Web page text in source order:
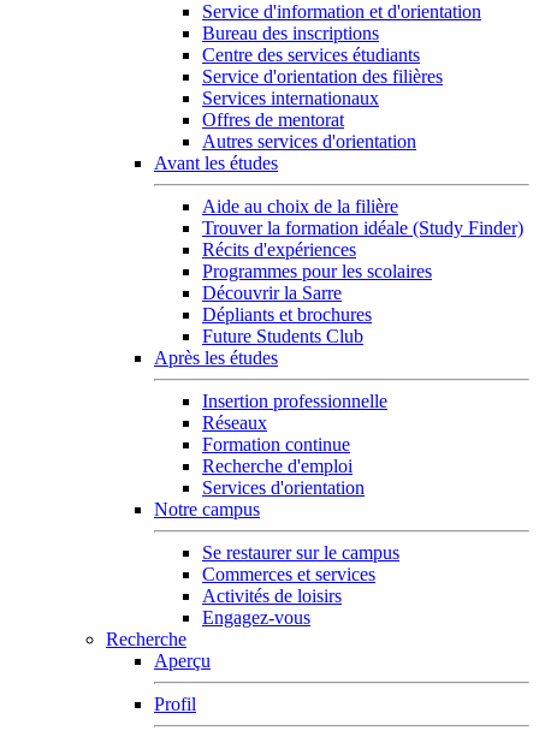
Service d'information et d'orientation
Bureau des inscriptions
Centre des services étudiants
Service d'orientation des filières
Services internationaux
Offres de mentorat
Autres services d'orientation
Avant les études
Aide au choix de la filière
Trouver la formation idéale (Study Finder)
Récits d'expériences
Programmes pour les scolaires
Découvrir la Sarre
Dépliants et brochures
Future Students Club
Après les études
Insertion professionnelle
Réseaux
Formation continue
Recherche d'emploi
Services d'orientation
Notre campus
Se restaurer sur le campus
Commerces et services
Activités de loisirs
Engagez-vous
Recherche
Aperçu
Profil